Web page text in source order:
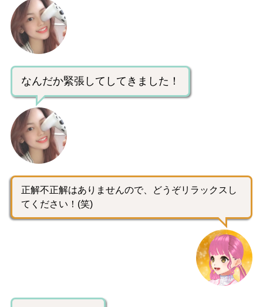
なんだか緊張してしてきました！
正解不正解はありませんので、どうぞリラックスし
てください！(笑)